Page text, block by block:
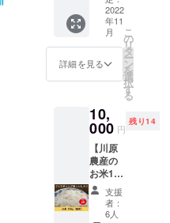
す。 ・
プレー
ン…も
ち米+奥
能登海
水塩を
た、玄
米餅で
す。 ・
よも
ぎ…も
ち米+国
産よも
ぎ粉+奥
能登海
電子レ
ンジで
20秒前
後加熱
だけの
上がり
いただ
けま
す。 ・
プレー
ン…も
ち米+奥
能登海
水塩を
(精米)を
お届け
しま
す。 ■
精米 名
単一原
料米 産
地： 石
川県 品
種：コ
シヒカ
リ
年
農の法
則を基
に育て
られた
川原農
産オリ
ジナル
ド
『ファ
スティ
ング
米』に
なりま
す。
ファス
ティン
2022
年11
月
詳細を見る
こ
の
リ
タ
ー
ン
を
選
択
す
る
10,
000 円
残り14
【川原
農産の
お米10
㎏(精
米)】
「たん
支援
者：
6人